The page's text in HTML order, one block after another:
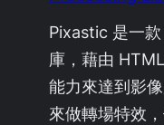
Pixastic 是一
庫，藉由
能力來達到影
來做轉場特效